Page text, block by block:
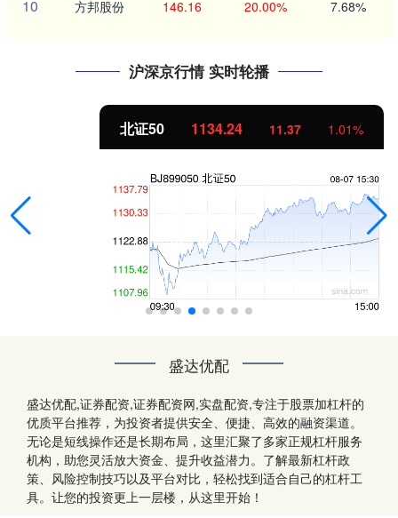
10 方邦股份 146.16 20.00% 7.68%
沪深京行情 实时轮播
北证50 1134.24 11.37 1.01%
盛达优配
盛达优配,证券配资,证券配资网,实盘配资,专注于股票加杠杆的
优质平台推荐，为投资者提供安全、便捷、高效的融资渠道。
无论是短线操作还是长期布局，这里汇聚了多家正规杠杆服务
机构，助您灵活放大资金、提升收益潜力。了解最新杠杆政
策、风险控制技巧以及平台对比，轻松找到适合自己的杠杆工
具。让您的投资更上一层楼，从这里开始！